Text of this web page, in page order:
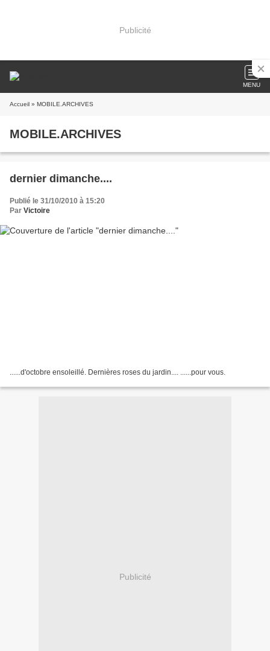
Publicité
MENU
Accueil » MOBILE.ARCHIVES
MOBILE.ARCHIVES
dernier dimanche....
Publié le 31/10/2010 à 15:20
Par Victoire
......d'octobre ensoleillé. Dernières roses du jardin.... ......pour vous.
Publicité